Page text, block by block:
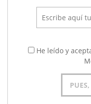
He leído y